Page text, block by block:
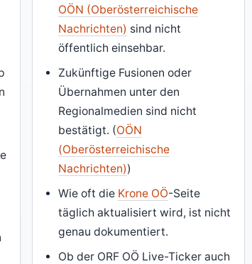
OÖN (Oberösterreichische
Nachrichten) sind nicht
öffentlich einsehbar.
Zukünftige Fusionen oder
Übernahmen unter den
Regionalmedien sind nicht
bestätigt. (OÖN
(Oberösterreichische
Nachrichten))
Wie oft die Krone OÖ-Seite
täglich aktualisiert wird, ist nicht
genau dokumentiert.
Ob der ORF OÖ Live-Ticker auch